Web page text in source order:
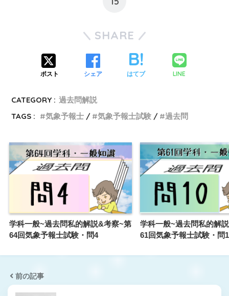
SHARE
ポスト シェア はてブ LINE
CATEGORY : 過去問解説
TAGS :
気象予報士 気象予報士試験 過去問
学科一般~過去問私的解説&考察~第
64回気象予報士試験・問4
学科一般~過去問私的解
61回気象予報士試験・問
前の記事